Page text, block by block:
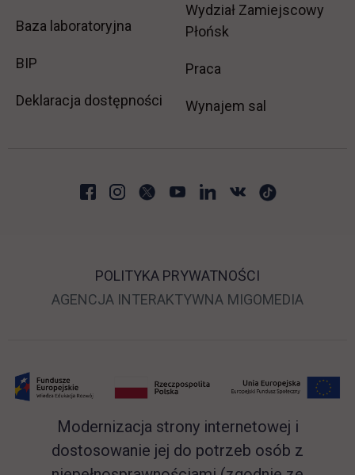
Baza laboratoryjna
BIP link otwiera się w nowej karcie
Deklaracja dostępności
Wydział Zamiejscowy
Płońsk
Praca
Wynajem sal
POLITYKA PRYWATNOŚCI
AGENCJA INTERAKTYWNA LINK OTWIERA SIĘ
MIGOMEDIA
Modernizacja strony internetowej i
dostosowanie jej do potrzeb osób z